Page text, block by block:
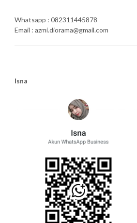
Whatsapp : 082311445878
Email : azmi.diorama@gmail.com
Isna